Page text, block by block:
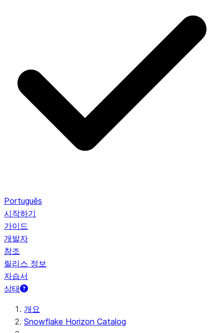
Português
시작하기
가이드
개발자
참조
릴리스 정보
자습서
상태
개요
Snowflake Horizon Catalog